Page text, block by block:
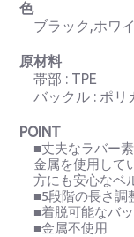
色
ブラック,ホワ
原材料
帯部 : TPE
バックル : ポリ
POINT
■丈夫なラバー
金属を使用して
方にも安心なベ
■5段階の長さ調
■着脱可能なバ
■金属不使用